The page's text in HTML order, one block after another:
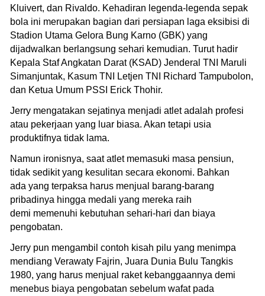
Kluivert, dan Rivaldo. Kehadiran legenda-legenda sepak
bola ini merupakan bagian dari persiapan laga eksibisi di
Stadion Utama Gelora Bung Karno (GBK) yang
dijadwalkan berlangsung sehari kemudian. Turut hadir
Kepala Staf Angkatan Darat (KSAD) Jenderal TNI Maruli
Simanjuntak, Kasum TNI Letjen TNI Richard Tampubolon,
dan Ketua Umum PSSI Erick Thohir.
Jerry mengatakan sejatinya menjadi atlet adalah profesi
atau pekerjaan yang luar biasa. Akan tetapi usia
produktifnya tidak lama.
Namun ironisnya, saat atlet memasuki masa pensiun,
tidak sedikit yang kesulitan secara ekonomi. Bahkan
ada yang terpaksa harus menjual barang-barang
pribadinya hingga medali yang mereka raih
demi memenuhi kebutuhan sehari-hari dan biaya
pengobatan.
Jerry pun mengambil contoh kisah pilu yang menimpa
mendiang Verawaty Fajrin, Juara Dunia Bulu Tangkis
1980, yang harus menjual raket kebanggaannya demi
menebus biaya pengobatan sebelum wafat pada